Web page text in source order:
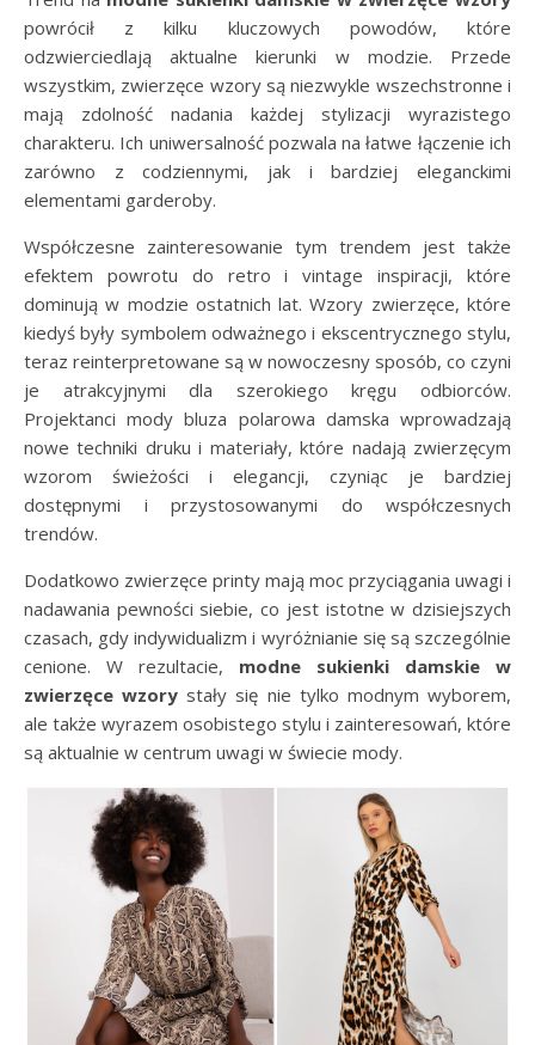
powrócił z kilku kluczowych powodów, które
odzwierciedlają aktualne kierunki w modzie. Przede
wszystkim, zwierzęce wzory są niezwykle wszechstronne i
mają zdolność nadania każdej stylizacji wyrazistego
charakteru. Ich uniwersalność pozwala na łatwe łączenie ich
zarówno z codziennymi, jak i bardziej eleganckimi
elementami garderoby.
Współczesne zainteresowanie tym trendem jest także
efektem powrotu do retro i vintage inspiracji, które
dominują w modzie ostatnich lat. Wzory zwierzęce, które
kiedyś były symbolem odważnego i ekscentrycznego stylu,
teraz reinterpretowane są w nowoczesny sposób, co czyni
je atrakcyjnymi dla szerokiego kręgu odbiorców.
Projektanci mody bluza polarowa damska wprowadzają
nowe techniki druku i materiały, które nadają zwierzęcym
wzorom świeżości i elegancji, czyniąc je bardziej
dostępnymi i przystosowanymi do współczesnych
trendów.
Dodatkowo zwierzęce printy mają moc przyciągania uwagi i
nadawania pewności siebie, co jest istotne w dzisiejszych
czasach, gdy indywidualizm i wyróżnianie się są szczególnie
cenione. W rezultacie, modne sukienki damskie w
zwierzęce wzory stały się nie tylko modnym wyborem,
ale także wyrazem osobistego stylu i zainteresowań, które
są aktualnie w centrum uwagi w świecie mody.